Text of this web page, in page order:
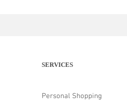
SERVICES
Personal Shopping